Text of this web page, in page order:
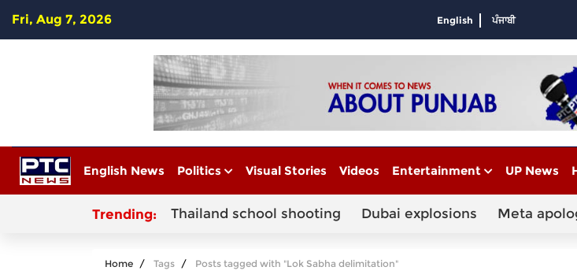
Fri, Aug 7, 2026 English ਪੰਜਾਬੀ
English News Politics Visual Stories Videos Entertainment UP News
Trending: Thailand school shooting Dubai explosions Meta
Home Tags Posts tagged with "Lok Sabha delimitation"